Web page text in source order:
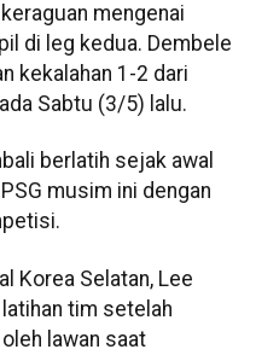
mengenai
di leg kedua. Dembele
kekalahan 1-2 dari
Sabtu (3/5) lalu.
berlatih sejak awal
musim ini dengan
Korea Selatan, Lee
tim setelah
lawan saat